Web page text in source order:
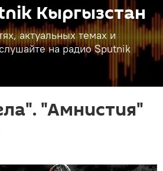
Кыргызстан
актуальных темах и
на радио Sputnik
"Амнистия"